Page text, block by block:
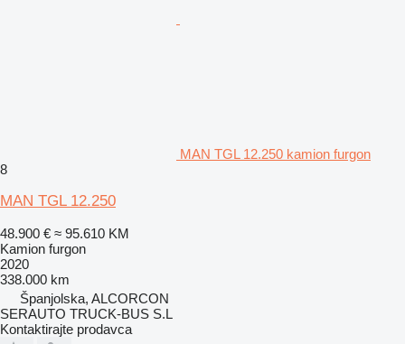
MAN TGL 12.250 kamion furgon
8
MAN TGL 12.250
48.900 € ≈ 95.610 KM
Kamion furgon
2020
338.000 km
Španjolska, ALCORCON
SERAUTO TRUCK-BUS S.L
Kontaktirajte prodavca